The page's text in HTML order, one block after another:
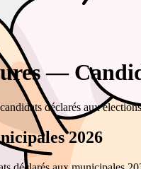
—
déclarés aux
2026